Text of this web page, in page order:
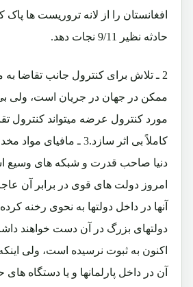
افغانستان را از لانه تروریست ها پاک
حادثه نظیر 9/11 نجات دهد.
2 ـ تلاش برای کنترول جانب تقاضا
ممکن در جهان در جریان است، ولی
مورد کنترول عرضه میتواند کنترول
کاملاً بی اثر سازد.3 ـ
دنیا صاحب قدرت و شبکه های وسیع
امروز دولت های قوی در برابر آن
آنها در داخل دولتها به نحوی رخنه
دولتهای بزرگ در آن دست خواهند
اکنون به ثبوت نرسیده است، ولی
آن در داخل پارلمانها و یا دستگاه